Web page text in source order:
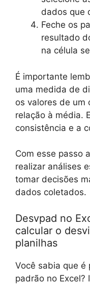
dados que
Feche os
resultado
na célula
É importante
uma medida de
os valores de um
relação à média.
consistência e a
Com esse passo
realizar análises
tomar decisões
dados coletados.
Desvpad no
calcular o
planilhas
Você sabia que é
padrão no Excel?